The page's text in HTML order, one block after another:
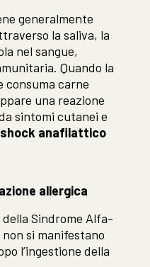
generalmente
la saliva, la
nel sangue,
Quando la
consuma carne
una reazione
sintomi cutanei e
shock anafilattico
allergica
Sindrome Alfa-
si manifestano
l’ingestione della